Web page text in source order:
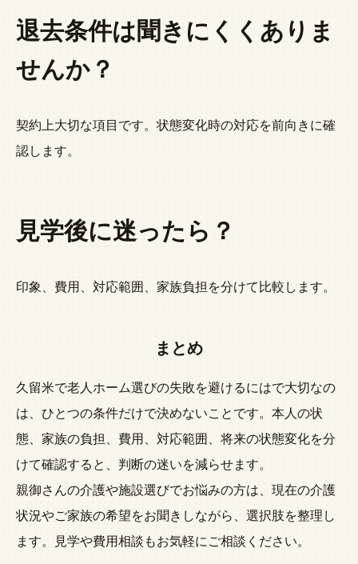
退去条件は聞きにくくありま
せんか？
契約上大切な項目です。状態変化時の対応を前向きに確
認します。
見学後に迷ったら？
印象、費用、対応範囲、家族負担を分けて比較します。
まとめ
久留米で老人ホーム選びの失敗を避けるにはで大切なの
は、ひとつの条件だけで決めないことです。本人の状
態、家族の負担、費用、対応範囲、将来の状態変化を分
けて確認すると、判断の迷いを減らせます。
親御さんの介護や施設選びでお悩みの方は、現在の介護
状況やご家族の希望をお聞きしながら、選択肢を整理し
ます。見学や費用相談もお気軽にご相談ください。